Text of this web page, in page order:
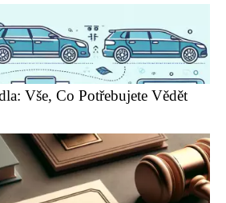
Vše, Co Potřebujete Vědět